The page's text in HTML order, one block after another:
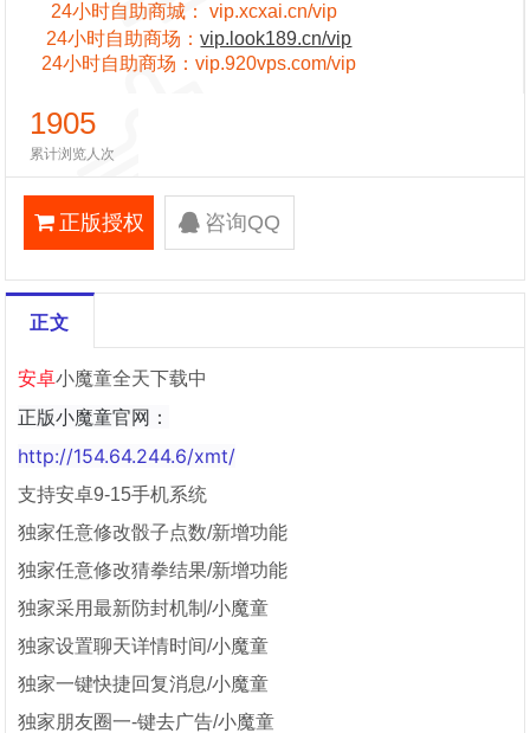
24小时自助商城：vip.xcxai.cn/vip
24小时自助商场：vip.look189.cn/vip
24小时自助商场：vip.920vps.com/vip
1905
累计浏览人次
正版授权 咨询QQ
正文
安卓小魔童全天下载中
正版小魔童官网：
http://154.64.244.6/xmt/
支持安卓9-15手机系统
独家任意修改骰子点数/新增功能
独家任意修改猜拳结果/新增功能
独家采用最新防封机制/小魔童
独家设置聊天详情时间/小魔童
独家一键快捷回复消息/小魔童
独家朋友圈一-键去广告/小魔童